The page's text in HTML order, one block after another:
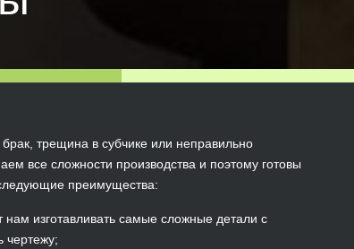
трещина в субчике или неправильно
все сложности производства и поэтому готовы
преимущества:
изготавливать самые сложные детали с
чертежу;